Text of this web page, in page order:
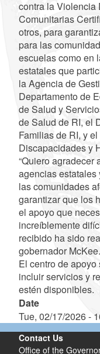
contra la Violencia
Comunitarias
otros, para
para las
escuelas como en
estatales que
la Agencia de
Departamento de
de Salud y
de Salud de RI, el
Familias de RI, y
Discapacidades y
“Quiero agradecer
agencias
las comunidades
garantizar que los
el apoyo que
increíblemente
recibido ha sido
gobernador McKee.
El centro de
incluir servicios y
estén disponibles.
Date
Tue, 02/17/2026 -
Contact Us
Office of the